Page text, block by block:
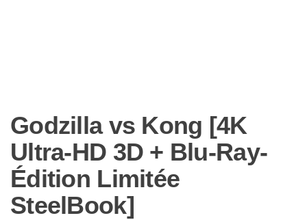
Godzilla vs Kong [4K
Ultra-HD 3D + Blu-Ray-
Édition Limitée
SteelBook]